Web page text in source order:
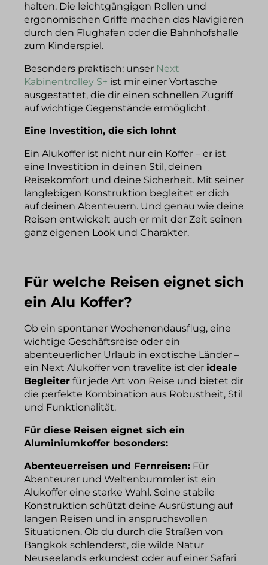
halten. Die leichtgängigen Rollen und
ergonomischen Griffe machen das Navigieren
durch den Flughafen oder die Bahnhofshalle
zum Kinderspiel.
Besonders praktisch: unser Next
Kabinentrolley S+ ist mir einer Vortasche
ausgestattet, die dir einen schnellen Zugriff
auf wichtige Gegenstände ermöglicht.
Eine Investition, die sich lohnt
Ein Alukoffer ist nicht nur ein Koffer – er ist
eine Investition in deinen Stil, deinen
Reisekomfort und deine Sicherheit. Mit seiner
langlebigen Konstruktion begleitet er dich
auf deinen Abenteuern. Und genau wie deine
Reisen entwickelt auch er mit der Zeit seinen
ganz eigenen Look und Charakter.
Für welche Reisen eignet sich
ein Alu Koffer?
Ob ein spontaner Wochenendausflug, eine
wichtige Geschäftsreise oder ein
abenteuerlicher Urlaub in exotische Länder –
ein Next Alukoffer von travelite ist der ideale
Begleiter für jede Art von Reise und bietet dir
die perfekte Kombination aus Robustheit, Stil
und Funktionalität.
Für diese Reisen eignet sich ein
Aluminiumkoffer besonders:
Abenteuerreisen und Fernreisen: Für
Abenteurer und Weltenbummler ist ein
Alukoffer eine starke Wahl. Seine stabile
Konstruktion schützt deine Ausrüstung auf
langen Reisen und in anspruchsvollen
Situationen. Ob du durch die Straßen von
Bangkok schlenderst, die wilde Natur
Neuseelands erkundest oder auf einer Safari